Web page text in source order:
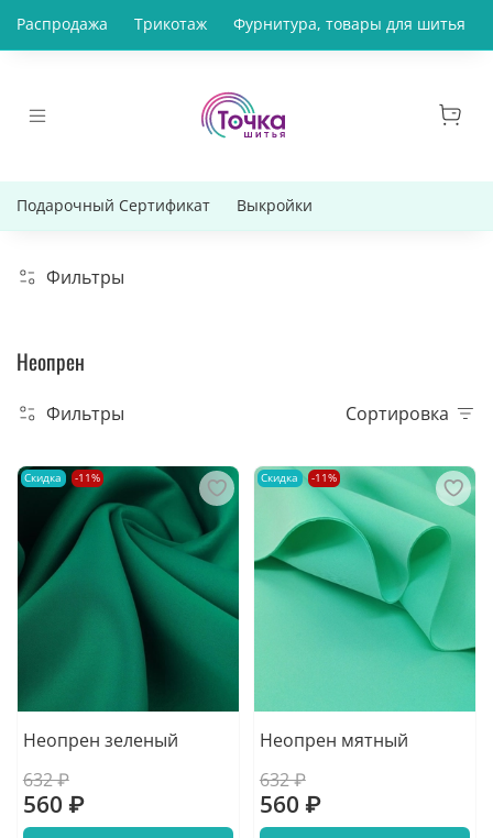
Распродажа Трикотаж Фурнитура, товары для шитья
Подарочный Сертификат Выкройки
Фильтры
Неопрен
Фильтры Сортировка
Скидка -11%
Неопрен зеленый
632 ₽
560 ₽
Скидка -11%
Неопрен мятный
632 ₽
560 ₽